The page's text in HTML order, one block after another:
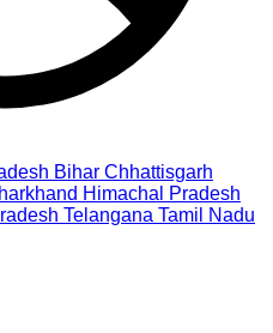
Bihar Chhattisgarh
Himachal Pradesh
Telangana Tamil Nadu